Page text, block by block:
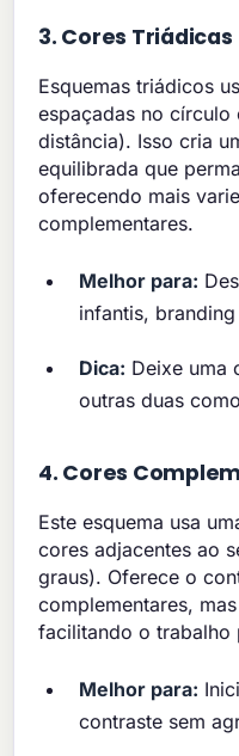
3. Cores Triádicas
Esquemas triádicos
espaçadas no
distância). Isso cria
equilibrada que
oferecendo mais
complementares.
Melhor para:
infantis,
Dica: Deixe uma
outras duas
4. Cores
Este esquema usa
cores adjacentes ao
graus). Oferece o
complementares,
facilitando o trabalho
Melhor para:
contraste sem